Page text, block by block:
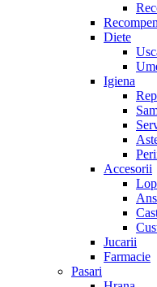
Diete
Igiena
Accesorii
Jucarii
Farmacie
Pasari